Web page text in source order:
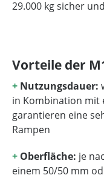
29.000 kg sicher
Vorteile der
+ Nutzungsdauer:
in Kombination mit
garantieren eine
Rampen
+ Oberfläche: je
einem 50/50 mm